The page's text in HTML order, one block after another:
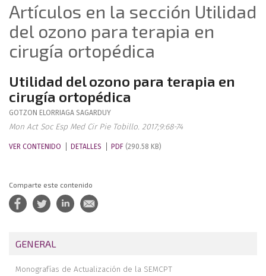
Artículos en la sección Utilidad
del ozono para terapia en
cirugía ortopédica
Utilidad del ozono para terapia en
cirugía ortopédica
GOTZON ELORRIAGA SAGARDUY
Mon Act Soc Esp Med Cir Pie Tobillo. 2017;9:68-74
VER CONTENIDO DETALLES PDF (290.58 KB)
Comparte este contenido
GENERAL
Monografías de Actualización de la SEMCPT